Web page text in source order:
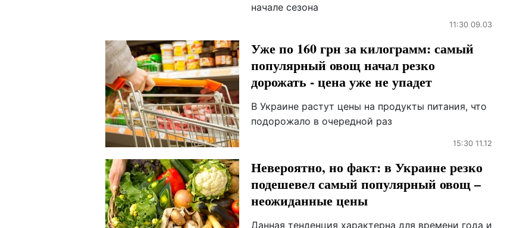
начале сезона
11:30 09.03
Уже по 160 грн за килограмм: самый
популярный овощ начал резко
дорожать - цена уже не упадет
В Украине растут цены на продукты питания, что
подорожало в очередной раз
15:30 11.12
Невероятно, но факт: в Украине резко
подешевел самый популярный овощ –
неожиданные цены
Данная тенденция характерна для времени года и